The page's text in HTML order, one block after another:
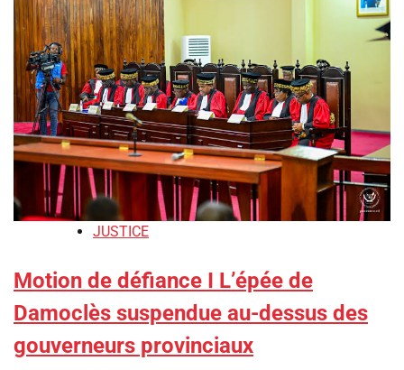
JUSTICE
Motion de défiance I L’épée de
Damoclès suspendue au-dessus des
gouverneurs provinciaux